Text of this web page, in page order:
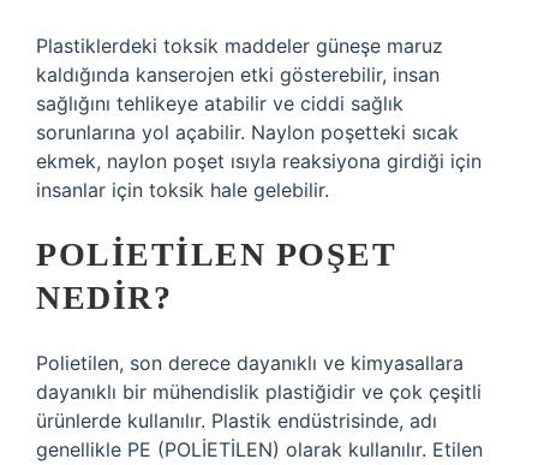
Plastiklerdeki toksik maddeler güneşe maruz
kaldığında kanserojen etki gösterebilir, insan
sağlığını tehlikeye atabilir ve ciddi sağlık
sorunlarına yol açabilir. Naylon poşetteki sıcak
ekmek, naylon poşet ısıyla reaksiyona girdiği için
insanlar için toksik hale gelebilir.
POLIETILEN POŞET
NEDIR?
Polietilen, son derece dayanıklı ve kimyasallara
dayanıklı bir mühendislik plastiğidir ve çok çeşitli
ürünlerde kullanılır. Plastik endüstrisinde, adı
genellikle PE (POLİETİLEN) olarak kullanılır. Etilen